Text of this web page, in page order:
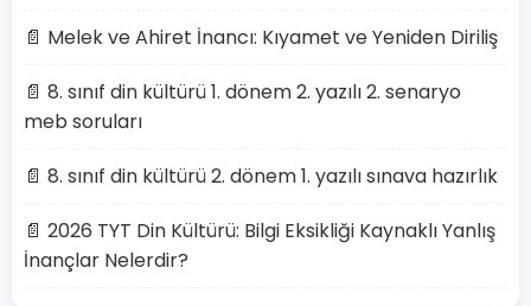
📄 Melek ve Ahiret İnancı: Kıyamet ve Yeniden Diriliş
📄 8. sınıf din kültürü 1. dönem 2. yazılı 2. senaryo
meb soruları
📄 8. sınıf din kültürü 2. dönem 1. yazılı sınava hazırlık
📄 2026 TYT Din Kültürü: Bilgi Eksikliği Kaynaklı Yanlış
İnançlar Nelerdir?